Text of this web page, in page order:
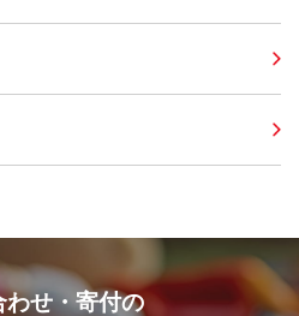
わせ・寄付の